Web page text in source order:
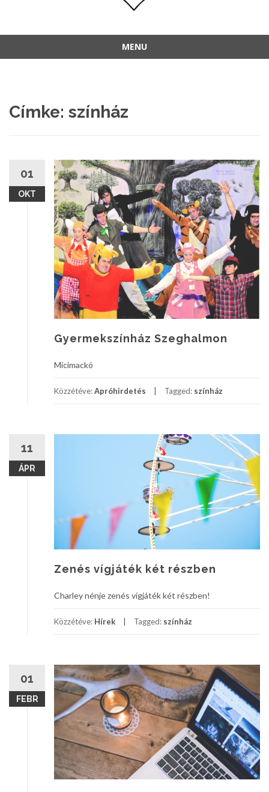
MENU
Címke: színház
01
OKT
Gyermekszínház Szeghalmon
Micimackó
Közzétéve:Apróhirdetés Tagged: színház
11
ÁPR
Zenés vígjáték két részben
Charley nénje zenés vígjáték két részben!
Közzétéve: Hírek Tagged: színház
01
FEBR